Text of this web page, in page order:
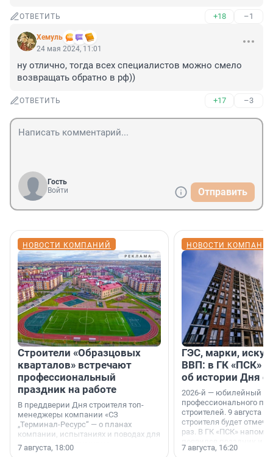
ОТВЕТИТЬ +18 –1
Xемуль
24 мая 2024, 11:01
ну отлично, тогда всех специалистов можно смело
возвращать обратно в рф))
ОТВЕТИТЬ +17 –3
Гость
Войти
Отправить
НОВОСТИ КОМПАНИЙ
Строители «Образцовых
кварталов» встречают
профессиональный
праздник на работе
В преддверии Дня строителя топ-
менеджеры компании «СЗ
„Терминал-Ресурс“ — о планах
компании, испытаниях и поводах для
осторожного оптимизма.
7 августа, 18:00
НОВОСТИ
ГЭС, марки,
ВВП: в ГК «ПСК»
об истории Дня
2026-й — юбилейный
профессионального
строителей. 9 августа
строителя будет
раз. В ГК «ПСК»
поменялась роль
7 августа, 16:20